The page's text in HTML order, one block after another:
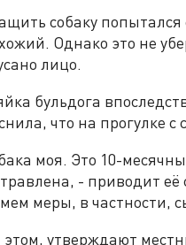
собаку
Однако это не
лицо.
бульдога
что на прогулке
моя. Это 10-
- приводит
меры, в частности,
утверждают